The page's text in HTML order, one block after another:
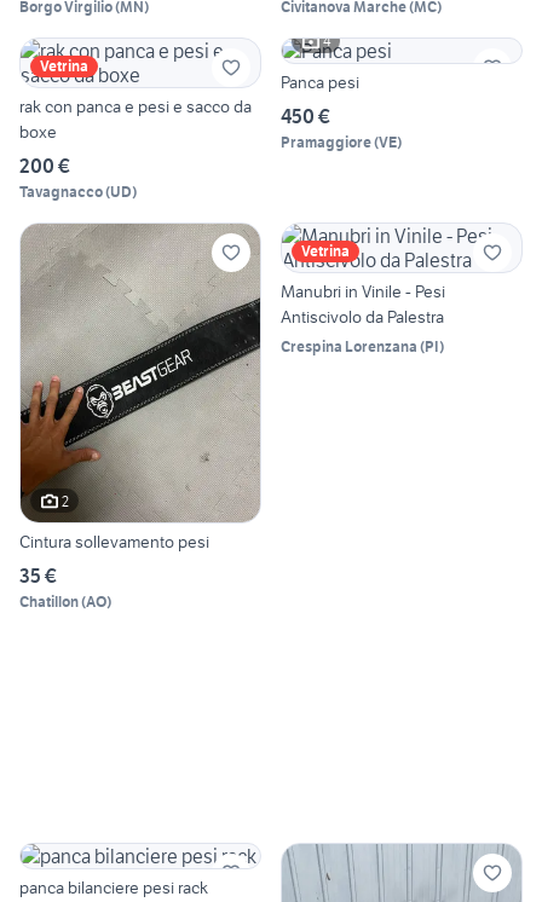
Borgo Virgilio(MN) Civitanova Marche(MC)
Vetrina
rak con panca e pesi e sacco da
boxe
200 €
Tavagnacco(UD)
4
Panca pesi
450 €
Pramaggiore(VE)
2
Cintura sollevamento pesi
35 €
Chatillon(AO)
Vetrina
Manubri in Vinile - Pesi
Antiscivolo da Palestra
Crespina Lorenzana (PI)
panca bilanciere pesi rack